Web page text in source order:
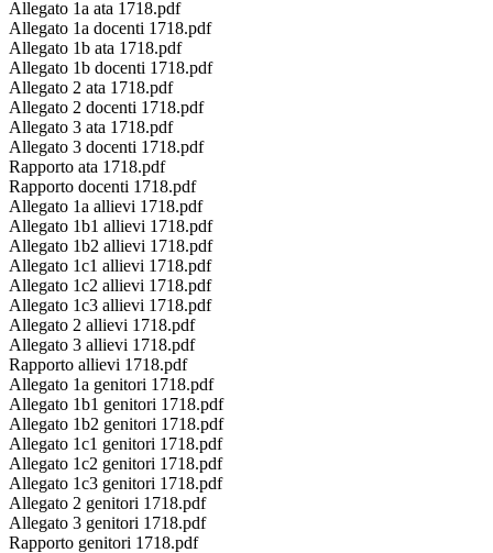
Allegato 1a ata 1718.pdf
Allegato 1a docenti 1718.pdf
Allegato 1b ata 1718.pdf
Allegato 1b docenti 1718.pdf
Allegato 2 ata 1718.pdf
Allegato 2 docenti 1718.pdf
Allegato 3 ata 1718.pdf
Allegato 3 docenti 1718.pdf
Rapporto ata 1718.pdf
Rapporto docenti 1718.pdf
Allegato 1a allievi 1718.pdf
Allegato 1b1 allievi 1718.pdf
Allegato 1b2 allievi 1718.pdf
Allegato 1c1 allievi 1718.pdf
Allegato 1c2 allievi 1718.pdf
Allegato 1c3 allievi 1718.pdf
Allegato 2 allievi 1718.pdf
Allegato 3 allievi 1718.pdf
Rapporto allievi 1718.pdf
Allegato 1a genitori 1718.pdf
Allegato 1b1 genitori 1718.pdf
Allegato 1b2 genitori 1718.pdf
Allegato 1c1 genitori 1718.pdf
Allegato 1c2 genitori 1718.pdf
Allegato 1c3 genitori 1718.pdf
Allegato 2 genitori 1718.pdf
Allegato 3 genitori 1718.pdf
Rapporto genitori 1718.pdf